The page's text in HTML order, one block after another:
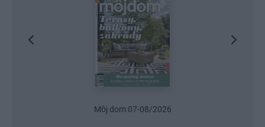
Urob si sám 6/2026